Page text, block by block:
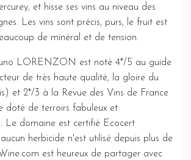
et hisse ses vins au niveau des
Les vins sont précis, purs, le fruit est
de minéral et de tension.
LORENZON est noté 4*/5 au guide
de très haute qualité, la gloire du
et 2*/3 à la Revue des Vins de France
doté de terroirs fabuleux et
Le domaine est certifié Ecocert
herbicide n'est utilisé depuis plus de
est heureux de partager avec